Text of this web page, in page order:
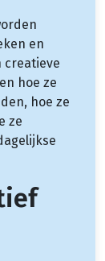
en
creatieve
hoe ze
hoe ze
ze